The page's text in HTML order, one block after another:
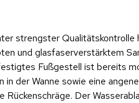
strengster
und glasfaserverstärktem
Fußgestell ist bereits
in der Wanne sowie eine
Der